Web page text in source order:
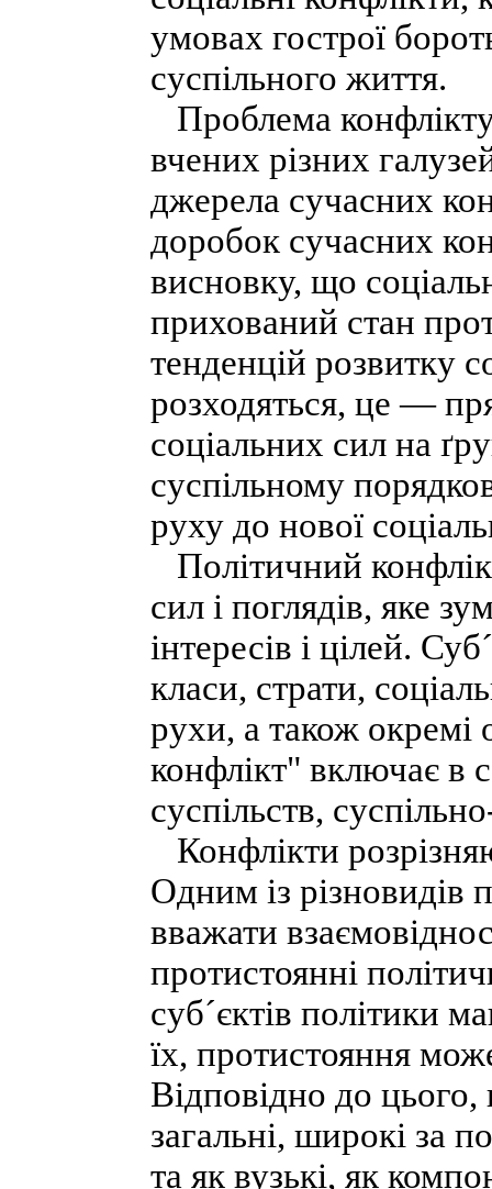
умовах гострої
суспільного життя.
Проблема
вчених різних
джерела сучасних
доробок сучасних
висновку, що
прихований стан
тенденцій розвитку
розходяться, це —
соціальних сил на
суспільному
руху до нової
Політичний
сил і поглядів, яке
інтересів і цілей.
класи, страти,
рухи, а також окремі
конфлікт" включає в
суспільств,
Конфлікти
Одним із різновидів
вважати
протистоянні
суб´єктів політики
їх, протистояння
Відповідно до цього,
загальні, широкі за
та як вузькі, як